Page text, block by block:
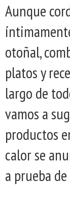
Aunque
otoñal,
platos y
largo de
vamos a
productos
calor se
a prueba